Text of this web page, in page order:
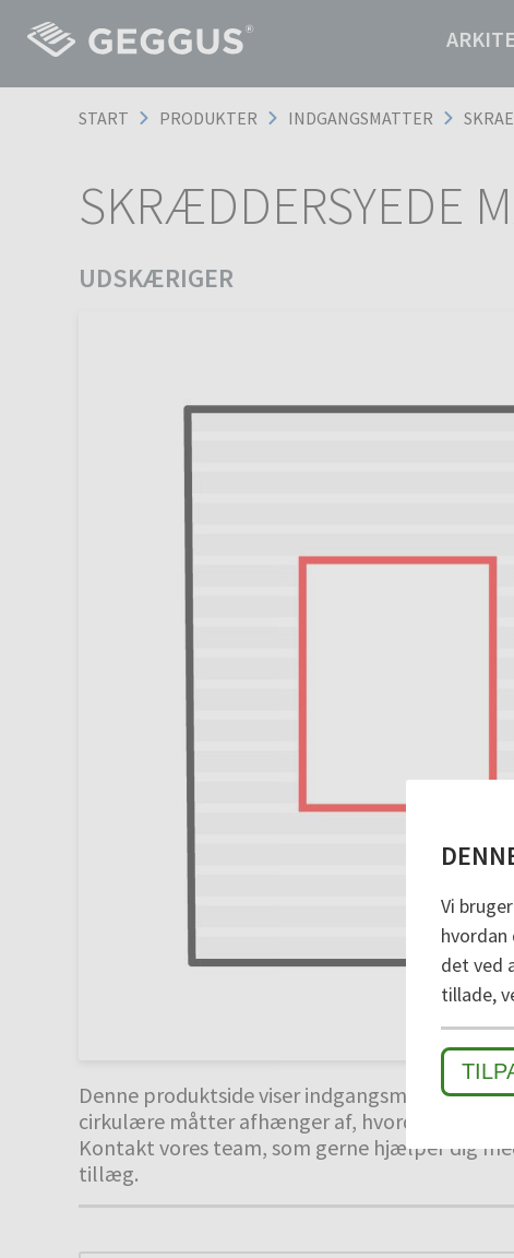
Vi
hvordan
det ved
tillade,
START PRODUKTER INDGANGSMATTER
SKRÆDDERSYEDE
UDSKÆRIGER
Denne produktside viser indgangsmåtternes
cirkulære måtter afhænger af, hvordan
Kontakt vores team, som gerne hjælper dig
tillæg.